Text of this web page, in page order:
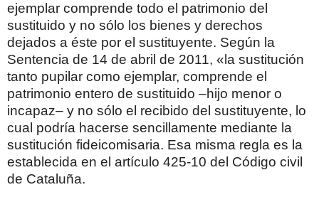
ejemplar comprende todo el patrimonio del
sustituido y no sólo los bienes y derechos
dejados a éste por el sustituyente. Según la
Sentencia de 14 de abril de 2011, «la sustitución
tanto pupilar como ejemplar, comprende el
patrimonio entero de sustituido –hijo menor o
incapaz– y no sólo el recibido del sustituyente, lo
cual podría hacerse sencillamente mediante la
sustitución fideicomisaria. Esa misma regla es la
establecida en el artículo 425-10 del Código civil
de Cataluña.